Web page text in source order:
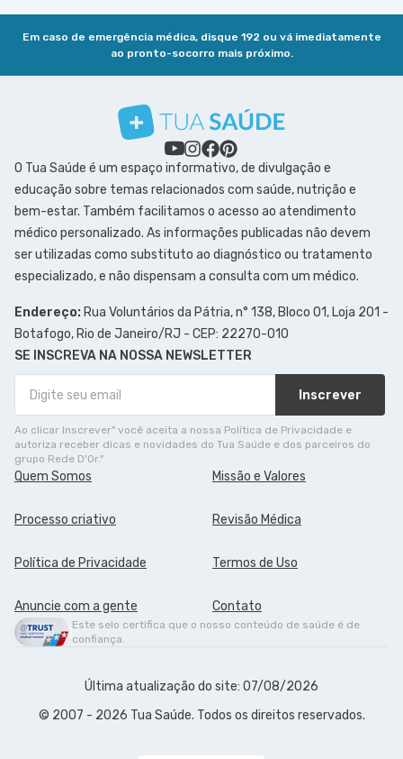
Em caso de emergência médica, disque 192 ou vá imediatamente
ao pronto-socorro mais próximo.
O Tua Saúde é um espaço informativo, de divulgação e
educação sobre temas relacionados com saúde, nutrição e
bem-estar. Também facilitamos o acesso ao atendimento
médico personalizado. As informações publicadas não devem
ser utilizadas como substituto ao diagnóstico ou tratamento
especializado, e não dispensam a consulta com um médico.
Endereço: Rua Voluntários da Pátria, n° 138, Bloco 01, Loja 201 -
Botafogo, Rio de Janeiro/RJ - CEP: 22270-010
SE INSCREVA NA NOSSA NEWSLETTER
Inscrever
Ao clicar Inscrever" você aceita a nossa Política de Privacidade e
autoriza receber dicas e novidades do Tua Saúde e dos parceiros do
grupo Rede D'Or."
Quem Somos Missão e Valores
Processo criativo Revisão Médica
Política de Privacidade Termos de Uso
Anuncie com a gente Contato
Este selo certifica que o nosso conteúdo de saúde é de
confiança.
Última atualização do site: 07/08/2026
© 2007 - 2026 Tua Saúde. Todos os direitos reservados.